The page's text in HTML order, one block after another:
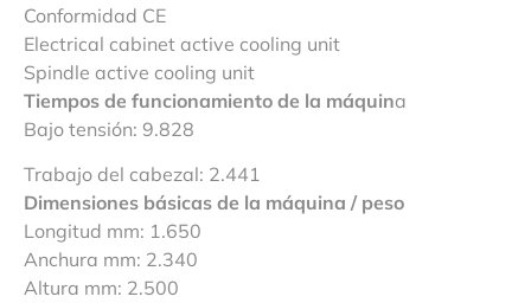
Conformidad CE
Electrical cabinet active cooling unit
Spindle active cooling unit
Tiempos de funcionamiento de la máquina
Bajo tensión: 9.828
Trabajo del cabezal: 2.441
Dimensiones básicas de la máquina / peso
Longitud mm: 1.650
Anchura mm: 2.340
Altura mm: 2.500